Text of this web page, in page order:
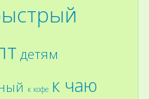
детям
к кофе к чаю